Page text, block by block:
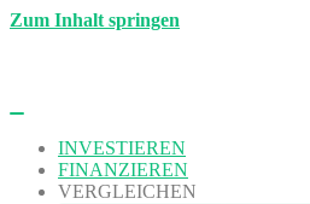
Zum Inhalt springen
INVESTIEREN
FINANZIEREN
VERGLEICHEN